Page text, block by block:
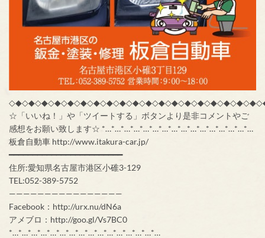
☆「いいね！」や「ツイートする」ボタンより是非コメントやご
感想をお願い致します☆ *…*…*…*…*…*…*…*…*…*…*…*…*…*…*…*…
板倉自動車 http://www.itakura-car.jp/
━━━━━━━━━━━━━━━━━━━━━━━━
住所:愛知県名古屋市港区小碓3-129
TEL:052-389-5752
————————————————
Facebook：http://urx.nu/dN6a
アメブロ：http://goo.gl/Vs7BC0
*…*…*…*…*…*…*…*…*…*…*…*…*…*…*…*…